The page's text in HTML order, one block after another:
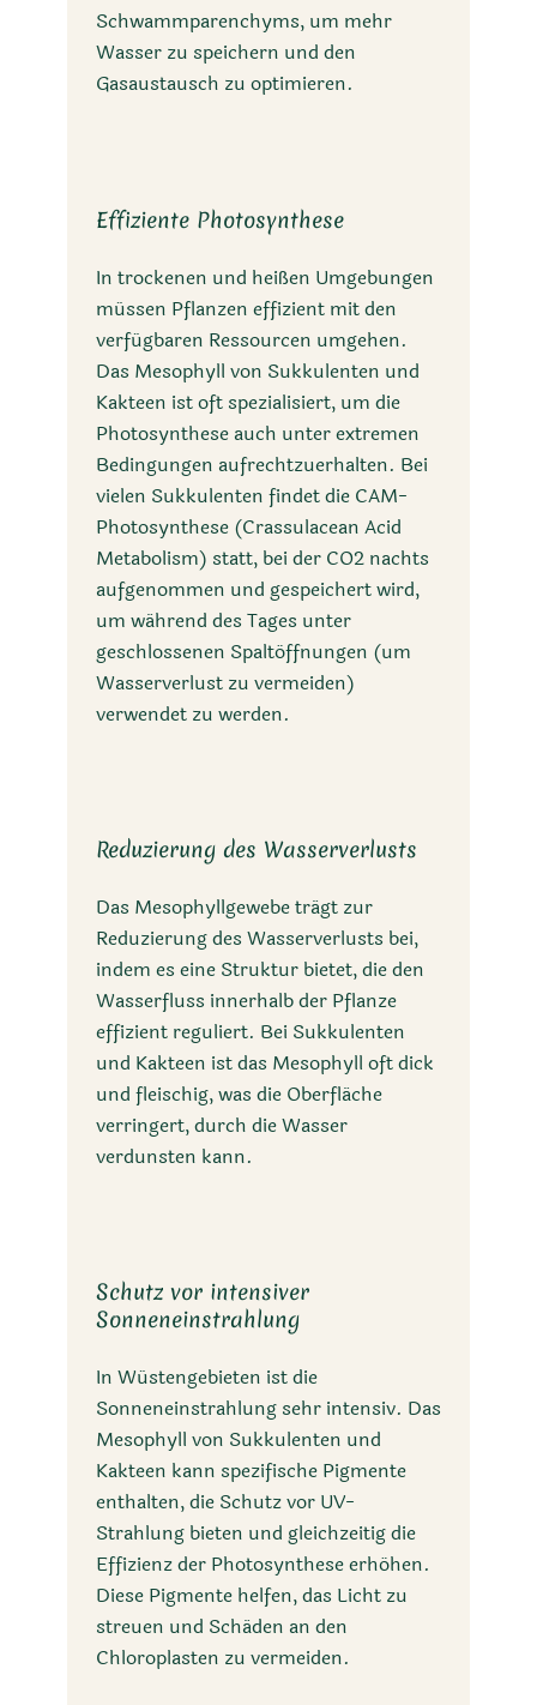
Schwammparenchyms, um mehr
Wasser zu speichern und den
Gasaustausch zu optimieren.
Effiziente Photosynthese
In trockenen und heißen Umgebungen
müssen Pflanzen effizient mit den
verfügbaren Ressourcen umgehen.
Das Mesophyll von Sukkulenten und
Kakteen ist oft spezialisiert, um die
Photosynthese auch unter extremen
Bedingungen aufrechtzuerhalten. Bei
vielen Sukkulenten findet die CAM-
Photosynthese (Crassulacean Acid
Metabolism) statt, bei der CO2 nachts
aufgenommen und gespeichert wird,
um während des Tages unter
geschlossenen Spaltöffnungen (um
Wasserverlust zu vermeiden)
verwendet zu werden.
Reduzierung des Wasserverlusts
Das Mesophyllgewebe trägt zur
Reduzierung des Wasserverlusts bei,
indem es eine Struktur bietet, die den
Wasserfluss innerhalb der Pflanze
effizient reguliert. Bei Sukkulenten
und Kakteen ist das Mesophyll oft dick
und fleischig, was die Oberfläche
verringert, durch die Wasser
verdunsten kann.
Schutz vor intensiver
Sonneneinstrahlung
In Wüstengebieten ist die
Sonneneinstrahlung sehr intensiv. Das
Mesophyll von Sukkulenten und
Kakteen kann spezifische Pigmente
enthalten, die Schutz vor UV-
Strahlung bieten und gleichzeitig die
Effizienz der Photosynthese erhöhen.
Diese Pigmente helfen, das Licht zu
streuen und Schäden an den
Chloroplasten zu vermeiden.